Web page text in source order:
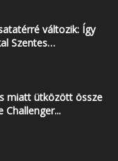
változik: Így
Szentes…
miatt ütközött össze
Challenger...